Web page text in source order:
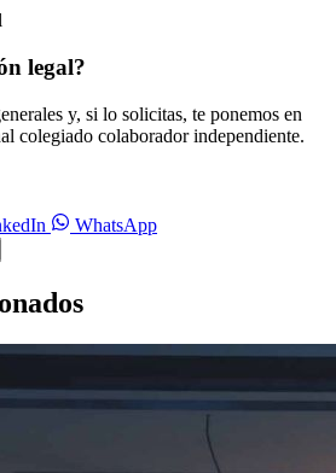
legal?
y, si lo solicitas, te ponemos en
colegiado colaborador independiente.
WhatsApp